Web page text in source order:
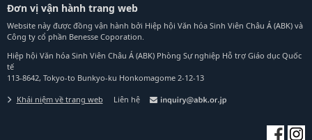
Đơn vị vận hành trang web
Website này được đồng vận hành bởi Hiệp hội Văn hóa Sinh Viên Châu Á (ABK) và
Công ty cổ phần Benesse Coporation.
Hiệp hội Văn hóa Sinh Viên Châu Á (ABK) Phòng Sự nghiệp Hỗ trợ Giáo dục Quốc
tế
113-8642, Tokyo-to Bunkyo-ku Honkomagome 2-12-13
Khái niệm về trang web Liên hệ